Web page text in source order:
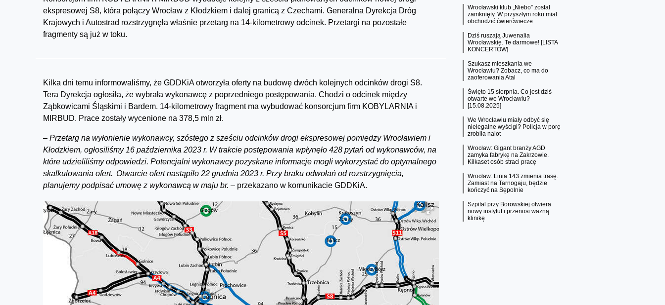
ekspresowej S8, która połączy Wrocław z Kłodzkiem i dalej granicą z Czechami. Generalna Dyrekcja Dróg
Krajowych i Autostrad rozstrzygnęła właśnie przetarg na 14-kilometrowy odcinek. Przetargi na pozostałe
fragmenty są już w toku.
Kilka dni temu informowaliśmy, że GDDKiA otworzyła oferty na budowę dwóch kolejnych odcinków drogi S8.
Tera Dyrekcja ogłosiła, że wybrała wykonawcę z poprzedniego postępowania. Chodzi o odcinek między
Ząbkowicami Śląskimi i Bardem. 14-kilometrowy fragment ma wybudować konsorcjum firm KOBYLARNIA i
MIRBUD. Prace zostały wycenione na 378,5 mln zł.
– Przetarg na wyłonienie wykonawcy, szóstego z sześciu odcinków drogi ekspresowej pomiędzy Wrocławiem i
Kłodzkiem, ogłosiliśmy 16 października 2023 r. W trakcie postępowania wpłynęło 428 pytań od wykonawców, na
które udzieliliśmy odpowiedzi. Potencjalni wykonawcy pozyskane informacje mogli wykorzystać do optymalnego
skalkulowania ofert. Otwarcie ofert nastąpiło 22 grudnia 2023 r. Przy braku odwołań od rozstrzygnięcia,
planujemy podpisać umowę z wykonawcą w maju br. – przekazano w komunikacie GDDKiA.
Wrocławski klub „Niebo” został
zamknięty. W przyszłym roku miał
obchodzić ćwierćwiecze
Dziś ruszają Juwenalia
Wrocławskie. Te darmowe! [LISTA
KONCERTÓW]
Szukasz mieszkania we
Wrocławiu? Zobacz, co ma do
zaoferowania Atal
Święto 15 sierpnia. Co jest dziś
otwarte we Wrocławiu?
[15.08.2025]
We Wrocławiu miały odbyć się
nielegalne wyścigi? Policja w porę
zrobiła nalot
Wrocław: Gigant branży AGD
zamyka fabrykę na Zakrzowie.
Kilkaset osób straci pracę
Wrocław: Linia 143 zmienia trasę.
Zamiast na Tarnogaju, będzie
kończyć na Sępolnie
Szpital przy Borowskiej otwiera
nowy instytut i przenosi ważną
klinikę